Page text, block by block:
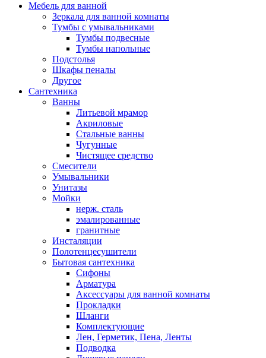
Мебель для ванной
Зеркала для ванной комнаты
Тумбы с умывальниками
Тумбы подвесные
Тумбы напольные
Подстолья
Шкафы пеналы
Другое
Сантехника
Ванны
Литьевой мрамор
Акриловые
Стальные ванны
Чугунные
Чистящее средство
Смесители
Умывальники
Унитазы
Мойки
нерж. сталь
эмалированные
гранитные
Инсталяции
Полотенцесушители
Бытовая сантехника
Сифоны
Арматура
Аксессуары для ванной комнаты
Прокладки
Шланги
Комплектующие
Лен, Герметик, Пена, Ленты
Подводка